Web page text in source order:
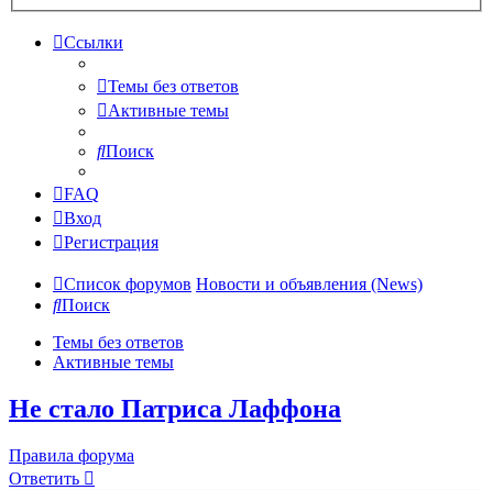
Ссылки
Темы без ответов
Активные темы
Поиск
FAQ
Вход
Регистрация
Список форумов Новости и объявления (News)
Поиск
Темы без ответов
Активные темы
Не стало Патриса Лаффона
Правила форума
Ответить